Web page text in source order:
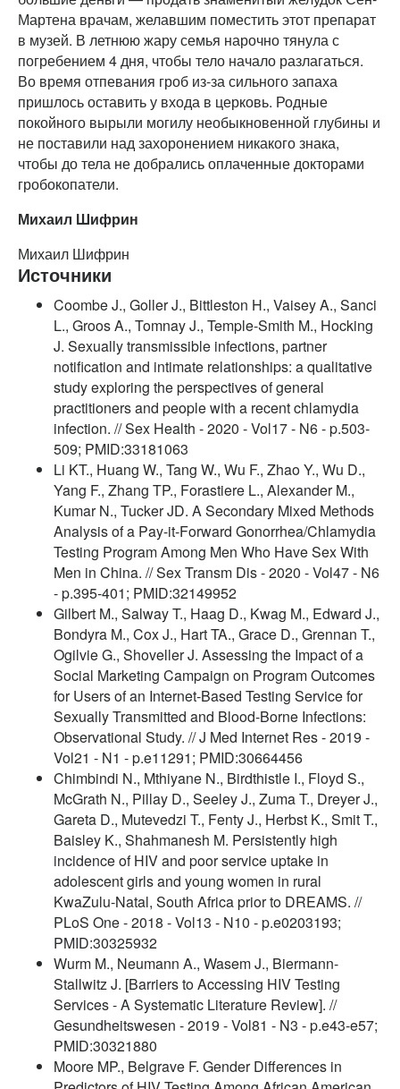
Мартена врачам, желавшим поместить этот препарат
в музей. В летнюю жару семья нарочно тянула с
погребением 4 дня, чтобы тело начало разлагаться.
Во время отпевания гроб из-за сильного запаха
пришлось оставить у входа в церковь. Родные
покойного вырыли могилу необыкновенной глубины и
не поставили над захоронением никакого знака,
чтобы до тела не добрались оплаченные докторами
гробокопатели.
Михаил Шифрин
Михаил Шифрин
Источники
Coombe J., Goller J., Bittleston H., Vaisey A., Sanci
L., Groos A., Tomnay J., Temple-Smith M., Hocking
J. Sexually transmissible infections, partner
notification and intimate relationships: a qualitative
study exploring the perspectives of general
practitioners and people with a recent chlamydia
infection. // Sex Health - 2020 - Vol17 - N6 - p.503-
509; PMID:33181063
Li KT., Huang W., Tang W., Wu F., Zhao Y., Wu D.,
Yang F., Zhang TP., Forastiere L., Alexander M.,
Kumar N., Tucker JD. A Secondary Mixed Methods
Analysis of a Pay-it-Forward Gonorrhea/Chlamydia
Testing Program Among Men Who Have Sex With
Men in China. // Sex Transm Dis - 2020 - Vol47 - N6
- p.395-401; PMID:32149952
Gilbert M., Salway T., Haag D., Kwag M., Edward J.,
Bondyra M., Cox J., Hart TA., Grace D., Grennan T.,
Ogilvie G., Shoveller J. Assessing the Impact of a
Social Marketing Campaign on Program Outcomes
for Users of an Internet-Based Testing Service for
Sexually Transmitted and Blood-Borne Infections:
Observational Study. // J Med Internet Res - 2019 -
Vol21 - N1 - p.e11291; PMID:30664456
Chimbindi N., Mthiyane N., Birdthistle I., Floyd S.,
McGrath N., Pillay D., Seeley J., Zuma T., Dreyer J.,
Gareta D., Mutevedzi T., Fenty J., Herbst K., Smit T.,
Baisley K., Shahmanesh M. Persistently high
incidence of HIV and poor service uptake in
adolescent girls and young women in rural
KwaZulu-Natal, South Africa prior to DREAMS. //
PLoS One - 2018 - Vol13 - N10 - p.e0203193;
PMID:30325932
Wurm M., Neumann A., Wasem J., Biermann-
Stallwitz J. [Barriers to Accessing HIV Testing
Services - A Systematic Literature Review]. //
Gesundheitswesen - 2019 - Vol81 - N3 - p.e43-e57;
PMID:30321880
Moore MP., Belgrave F. Gender Differences in